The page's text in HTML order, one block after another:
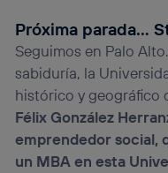
Próxima parada…
Seguimos en Palo
sabiduría, la
histórico y geográfico
Félix González
emprendedor social,
un MBA en esta